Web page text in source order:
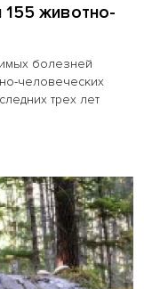
155 животно-
болезней
человеческих
трех лет